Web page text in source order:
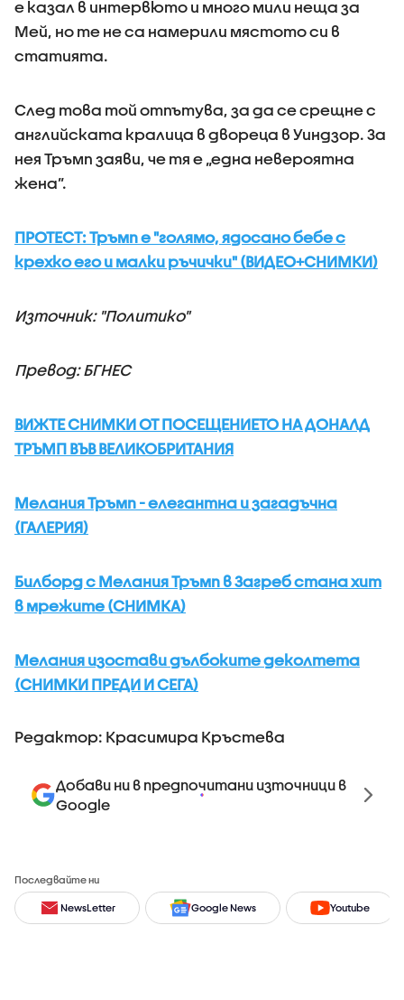
е казал в интервюто и много мили неща за
Мей, но те не са намерили мястото си в
статията.
След това той отпътува, за да се срещне с
английската кралица в двореца в Уиндзор. За
нея Тръмп заяви, че тя е „една невероятна
жена”.
ПРОТЕСТ: Тръмп е "голямо, ядосано бебе с
крехко его и малки ръчички" (ВИДЕО+СНИМКИ)
Източник: "Политико"
Превод: БГНЕС
ВИЖТЕ СНИМКИ ОТ ПОСЕЩЕНИЕТО НА ДОНАЛД
ТРЪМП ВЪВ ВЕЛИКОБРИТАНИЯ
Мелания Тръмп - елегантна и загадъчна
(ГАЛЕРИЯ)
Билборд с Мелания Тръмп в Загреб стана хит
в мрежите (СНИМКА)
Мелания изостави дълбоките деколтета
(СНИМКИ ПРЕДИ И СЕГА)
Редактор: Красимира Кръстева
Добави ни в предпочитани източници в
Google
Последвайте ни
NewsLetter Google News Youtube